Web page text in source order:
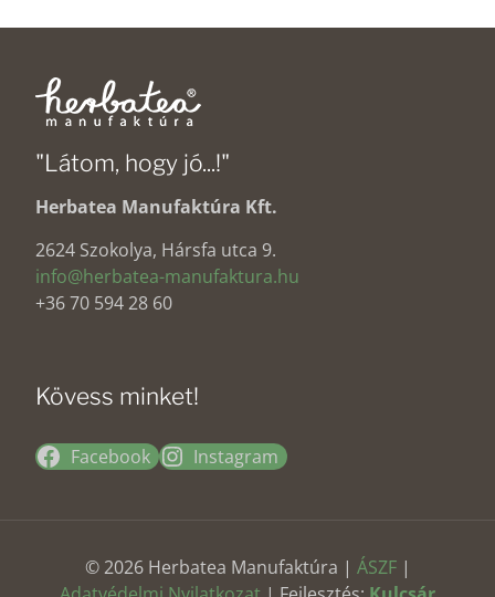
"Látom, hogy jó...!"
Herbatea Manufaktúra Kft.
2624 Szokolya, Hársfa utca 9.
info@herbatea-manufaktura.hu
+36 70 594 28 60
Kövess minket!
Facebook Instagram
© 2026 Herbatea Manufaktúra | ÁSZF|